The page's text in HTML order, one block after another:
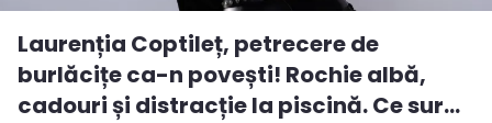
Laurenția Coptileț, petrecere de
burlăcițe ca-n povești! Rochie albă,
cadouri și distracție la piscină. Ce sur...